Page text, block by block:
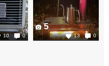
10 0 13 0
5